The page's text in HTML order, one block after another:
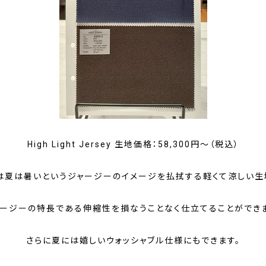
High Light Jersey 生地価格：58,300円～（税込）
夏は暑いというジャージーのイメージを払拭する軽くて涼しい生
ジーの特長である伸縮性を損なうことなく仕立てることができ
さらに夏には嬉しいウォッシャブル仕様にもできます。